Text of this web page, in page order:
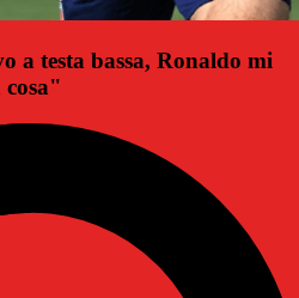
a testa bassa, Ronaldo mi
cosa"